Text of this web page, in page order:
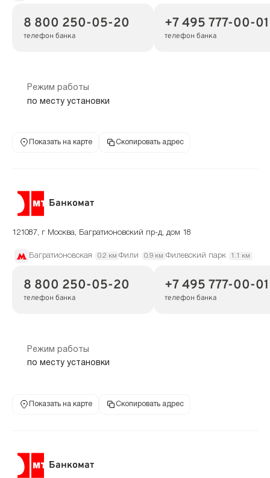
8 800 250-05-20
телефон банка
+7 495 777-00-01
телефон банка
Режим работы
по месту установки
Показать на карте Скопировать адрес
Банкомат
121087, г Москва, Багратионовский пр-д, дом 18
Багратионовская 0.2 км Фили 0.9 км Филевский парк 1.1 км
8 800 250-05-20
телефон банка
+7 495 777-00-01
телефон банка
Режим работы
по месту установки
Показать на карте Скопировать адрес
Банкомат